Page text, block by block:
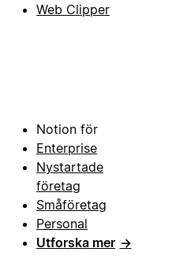
Web Clipper
Notion för
Enterprise
Nystartade
företag
Småföretag
Personal
Utforska mer →